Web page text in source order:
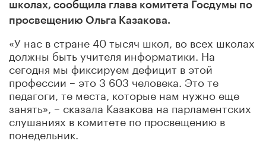
школах, сообщила глава комитета Госдумы по
просвещению Ольга Казакова.
«У нас в стране 40 тысяч школ, во всех школах
должны быть учителя информатики. На
сегодня мы фиксируем дефицит в этой
профессии – это 3 603 человека. Это те
педагоги, те места, которые нам нужно еще
занять», – сказала Казакова на парламентских
слушаниях в комитете по просвещению в
понедельник.